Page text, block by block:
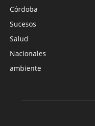
Córdoba
Sucesos
Salud
Nacionales
ambiente